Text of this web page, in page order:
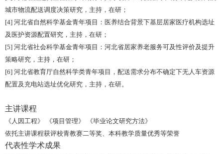
城市物流配送调度决策研究，主持，在研；
[4] 河北省自然科学基金青年项目：医养结合背景下基层居家医疗机构选址
及医护资源配置研究，主持，在研；
[5] 河北省社会科学基金青年项目：河北省居家养老服务可及性评价及提升
策略研究，主持，在研；
[6] 河北省教育厅自然科学类青年项目，配送需求分布不确定下无人车资源
配置及充电站选址优化研究，主持，在研。
主讲课程
《人因工程》 《项目管理》
《毕业论文研究方法》
依托主讲课程获评校青教赛二等奖、本科教学质量优秀等荣誉
代表性学术成果